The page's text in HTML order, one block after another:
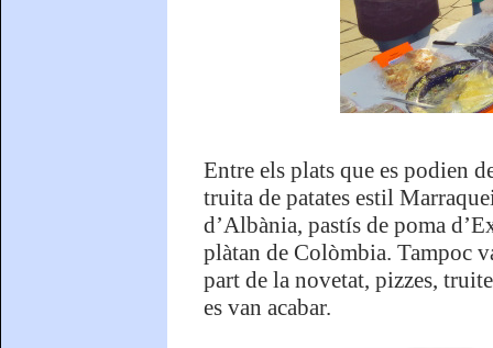
Entre els plats que es podien
truita de patates estil
d’Albània, pastís de poma
plàtan de Colòmbia. Tampoc
part de la novetat, pizzes,
es van acabar.